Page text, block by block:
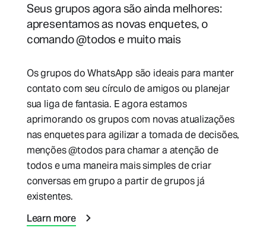
Seus grupos agora são ainda melhores:
apresentamos as novas enquetes, o
comando @todos e muito mais
Os grupos do WhatsApp são ideais para manter
contato com seu círculo de amigos ou planejar
sua liga de fantasia. E agora estamos
aprimorando os grupos com novas atualizações
nas enquetes para agilizar a tomada de decisões,
menções @todos para chamar a atenção de
todos e uma maneira mais simples de criar
conversas em grupo a partir de grupos já
existentes.
Learn more